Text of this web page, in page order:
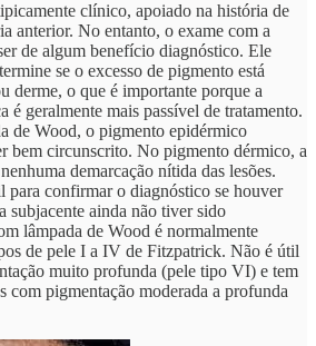
clínico, apoiado na história de
anterior. No entanto, o exame com a
de algum benefício diagnóstico. Ele
se o excesso de pigmento está
derme, o que é importante porque a
é geralmente mais passível de tratamento.
de Wood, o pigmento epidérmico
bem circunscrito. No pigmento dérmico, a
demarcação nítida das lesões.
para confirmar o diagnóstico se houver
subjacente ainda não tiver sido
lâmpada de Wood é normalmente
de pele I a IV de Fitzpatrick. Não é útil
muito profunda (pele tipo VI) e tem
com pigmentação moderada a profunda